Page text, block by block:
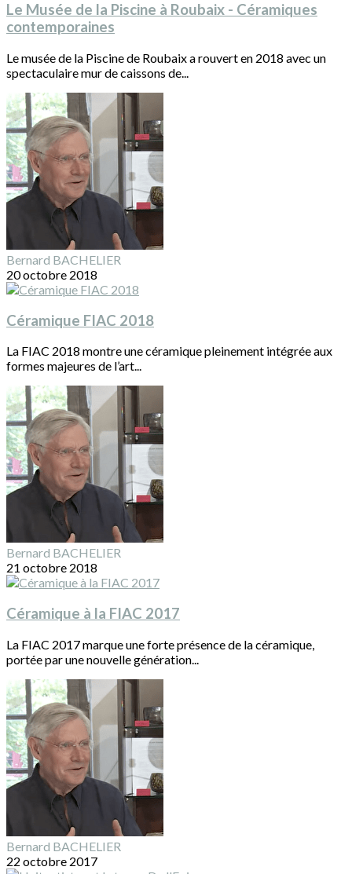
Le Musée de la Piscine à Roubaix - Céramiques
contemporaines
Le musée de la Piscine de Roubaix a rouvert en 2018 avec un
spectaculaire mur de caissons de...
Bernard BACHELIER
20 octobre 2018
Céramique FIAC 2018
La FIAC 2018 montre une céramique pleinement intégrée aux
formes majeures de l’art...
Bernard BACHELIER
21 octobre 2018
Céramique à la FIAC 2017
La FIAC 2017 marque une forte présence de la céramique,
portée par une nouvelle génération...
Bernard BACHELIER
22 octobre 2017